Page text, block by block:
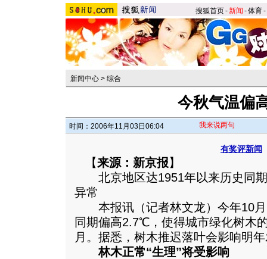
搜狐首页-新闻 -体育-
新闻中心 > 综合
今秋气温偏
时间：2006年11月03日06:04 我来说两句
有奖评新闻
【来源：新京报】
北京地区达1951年以来历史同期
异常
本报讯（记者林文龙）今年10月
同期偏高2.7℃，使得城市绿化树木
月。据悉，树木推迟落叶会影响明
林木正常“生理”将受影响